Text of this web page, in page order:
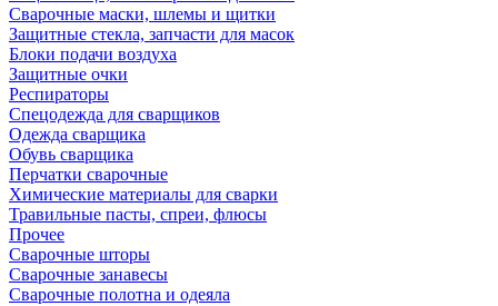
Сварочные маски, шлемы и щитки
Защитные стекла, запчасти для масок
Блоки подачи воздуха
Защитные очки
Респираторы
Спецодежда для сварщиков
Одежда сварщика
Обувь сварщика
Перчатки сварочные
Химические материалы для сварки
Травильные пасты, спреи, флюсы
Прочее
Сварочные шторы
Сварочные занавесы
Сварочные полотна и одеяла